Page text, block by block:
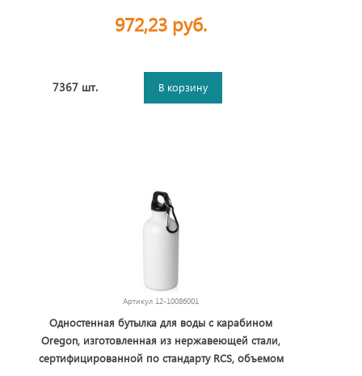
972,23 руб.
7367 шт. В корзину
Артикул 12-10086001
Одностенная бутылка для воды с карабином
Oregon, изготовленная из нержавеющей стали,
сертифицированной по стандарту RCS, объемом